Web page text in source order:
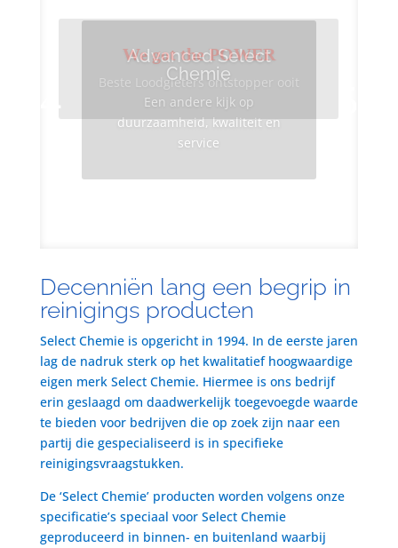
Advanced Select
Chemie
Een andere kijk op
duurzaamheid, kwaliteit en
service
We got the POWER
Beste Loodgieters ontstopper ooit
Decenniën lang een begrip in
reinigings producten
Select Chemie is opgericht in 1994. In de eerste jaren
lag de nadruk sterk op het kwalitatief hoogwaardige
eigen merk Select Chemie. Hiermee is ons bedrijf
erin geslaagd om daadwerkelijk toegevoegde waarde
te bieden voor bedrijven die op zoek zijn naar een
partij die gespecialiseerd is in specifieke
reinigingsvraagstukken.
De ‘Select Chemie’ producten worden volgens onze
specificatie’s speciaal voor Select Chemie
geproduceerd in binnen- en buitenland waarbij